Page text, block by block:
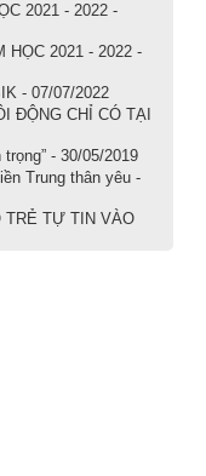
2021 - 2022 -
HỌC 2021 - 2022 -
- 07/07/2022
ĐỘNG CHỈ CÓ TẠI
- 30/05/2019
Trung thân yêu -
TRẺ TỰ TIN VÀO